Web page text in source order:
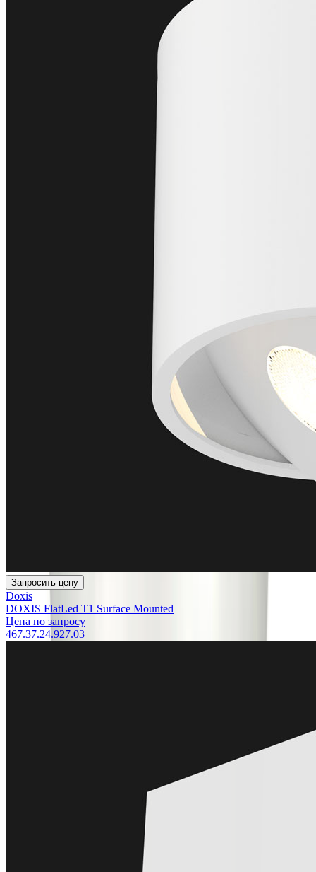
Запросить цену
Doxis
DOXIS FlatLed T1 Surface Mounted
Цена по запросу
467.37.24.927.03